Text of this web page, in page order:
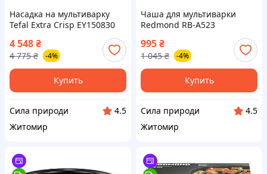
Насадка на мультиварку
Tefal Extra Crisp EY150830
4 548₴
4 775 ₴ -4%
Купить
Сила природи
4.5
Житомир
Чаша для мультиварки
Redmond RB-A523
995₴
1 045 ₴ -4%
Купить
Сила природи
4.5
Житомир